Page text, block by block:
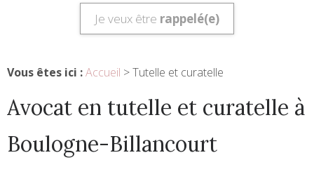
Je veux être rappelé(e)
Vous êtes ici :Accueil > Tutelle et curatelle
Avocat en tutelle et curatelle à
Boulogne-Billancourt